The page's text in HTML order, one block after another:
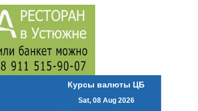
Курсы валюты ЦБ
Sat, 08 Aug 2026